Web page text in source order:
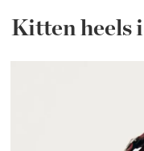
Kitten heels